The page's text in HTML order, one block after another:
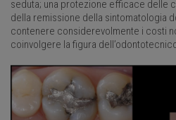
seduta; una protezione efficace delle
della remissione della sintomatologia
contenere considerevolmente i costi
coinvolgere la figura